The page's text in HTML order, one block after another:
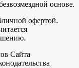
основе.
офертой.
Сайта